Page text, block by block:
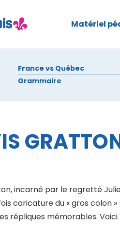
Matériel
France vs Québec
Grammaire
incarné par le regretté
caricature du « gros
répliques mémorables.